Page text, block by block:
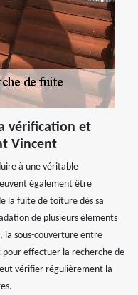
vérification et
Vincent
à une véritable
également être
la fuite de toiture dès sa
de plusieurs éléments
la sous-couverture entre
pour effectuer la recherche de
vérifier régulièrement la